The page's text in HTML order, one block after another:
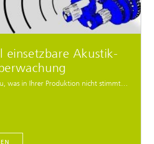
einsetzbare Akustik-
was in Ihrer Produktion nicht stimmt…